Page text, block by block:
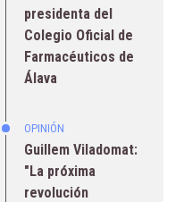
presidenta del
Colegio Oficial de
Farmacéuticos de
Álava
OPINIÓN
Guillem Viladomat:
"La próxima
revolución